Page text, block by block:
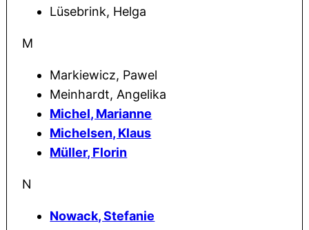
Lüsebrink, Helga
M
Markiewicz, Pawel
Meinhardt, Angelika
Michel, Marianne
Michelsen, Klaus
Müller, Florin
N
Nowack, Stefanie